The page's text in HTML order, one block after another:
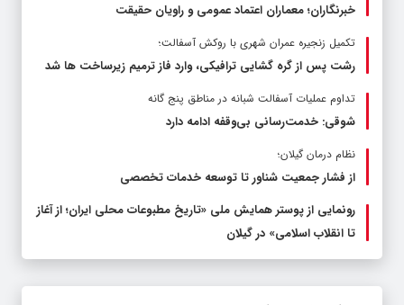
خبرنگاران؛ معماران اعتماد عمومی و راویان حقیقت
تکمیل زنجیره عمران شهری با روکش آسفالت؛
رشت پس از گره گشایی ترافیکی، وارد فاز ترمیم زیرساخت ها شد
تداوم عملیات آسفالت‌ شبانه در مناطق پنج گانه
شوقی: خدمت‌رسانی بی‌وقفه ادامه دارد
نظام درمان گیلان؛
از فشار جمعیت شناور تا توسعه خدمات تخصصی
رونمایی از پوستر همایش ملی «تاریخ مطبوعات محلی ایران؛ از آغاز
تا انقلاب اسلامی» در گیلان